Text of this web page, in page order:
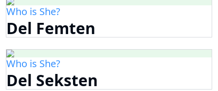
Who is She?
Del Femten
Who is She?
Del Seksten